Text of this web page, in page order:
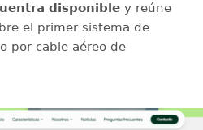
disponibley reúne
el primer sistema de
por cable aéreo de